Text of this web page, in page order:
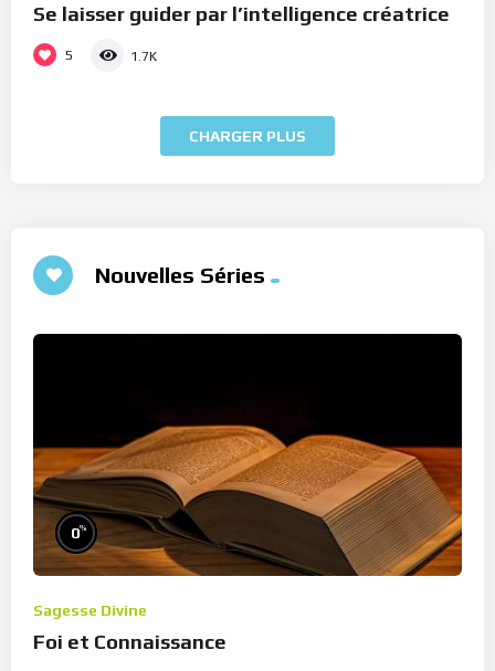
Se laisser guider par l’intelligence créatrice
5 1.7K
CHARGER PLUS
Nouvelles Séries
0%
Sagesse Divine
Foi et Connaissance